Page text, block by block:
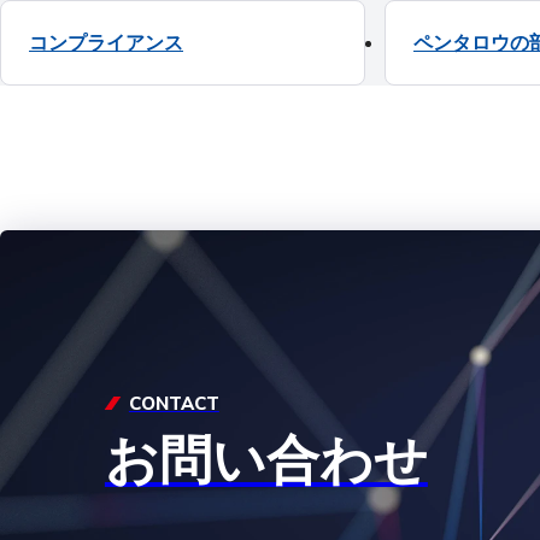
コンプライアンス ペンタロウの
CONTACT
お問い合わせ